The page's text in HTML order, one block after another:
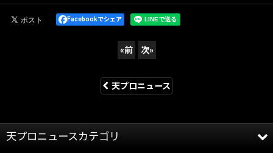
Facebookでシェア
«前 次»
天プロニュース
天プロニュースカテゴリ